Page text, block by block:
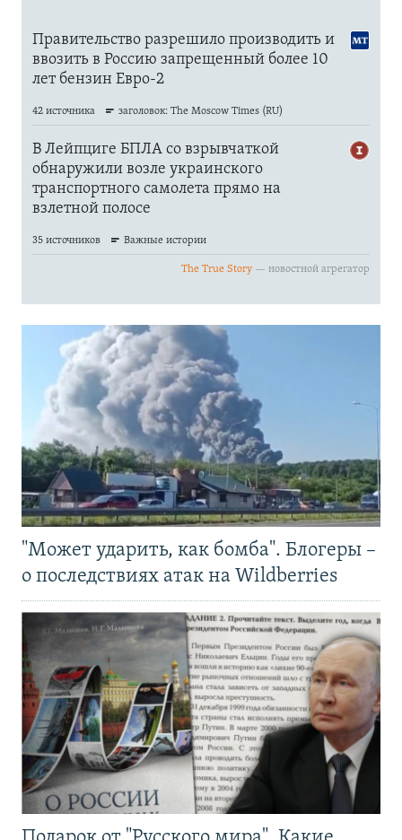
"Может ударить, как бомба". Блогеры –
о последствиях атак на Wildberries